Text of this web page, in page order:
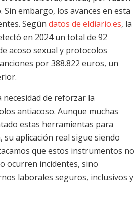
embargo, los avances en esta
Según datos de eldiario.es, la
en 2024 un total de 92
acoso sexual y protocolos
por 388.822 euros, un
necesidad de reforzar la
antiacoso. Aunque muchas
estas herramientas para
aplicación real sigue siendo
que estos instrumentos no
ocurren incidentes, sino
laborales seguros, inclusivos y